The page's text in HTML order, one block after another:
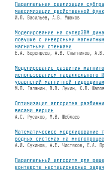
Параллельная реализация
максимизации двойственной
И.Л. Васильев, А.В. Ушаков
Моделирование на суперЭВМ
ловушке с инверсными
магнитными стенками
Е.А. Берендеев, А.В. Снытников,
Моделирование развития
использованием параллельного
уравнений магнитной
М.П. Галанин, В.В. Лукин, К.Л.
Оптимизация алгоритма
весами вершин
А.С. Русаков, М.В. Шеблаев
Математическое моделирование
водных системах на
А.И. Сухинов, А.Е. Чистяков, Е.А.
Параллельный алгоритм для
контексте нестационарных задач